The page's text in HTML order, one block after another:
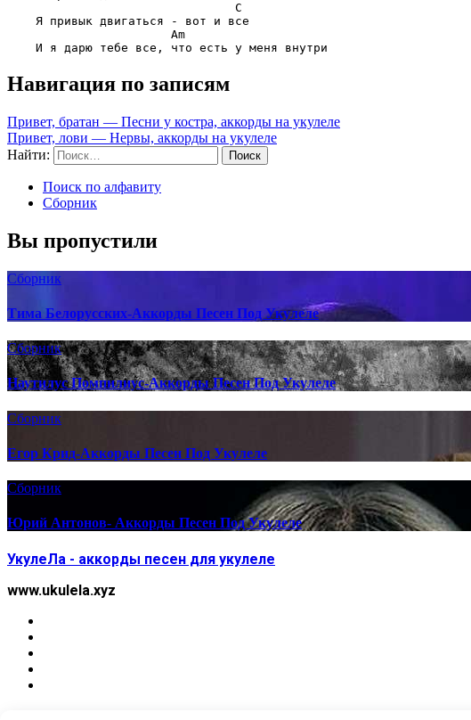
C
    Я привык двигаться - вот и все
Am
Навигация по записям
Привет, братан — Песни у костра, аккорды на укулеле
Привет, лови — Нервы, аккорды на укулеле
Найти:
Поиск по алфавиту
Сборник
Вы пропустили
Сборник
Тима Белорусских-Аккорды Песен Под Укулеле
Сборник
Наутилус Помпилиус-Аккорды Песен Под Укулеле
Сборник
Егор Крид-Аккорды Песен Под Укулеле
Сборник
Юрий Антонов- Аккорды Песен Под Укулеле
УкулеЛа - аккорды песен для укулеле
www.ukulela.xyz